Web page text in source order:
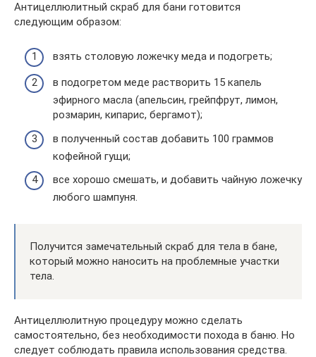
Антицеллюлитный скраб для бани готовится
следующим образом:
взять столовую ложечку меда и подогреть;
в подогретом меде растворить 15 капель
эфирного масла (апельсин, грейпфрут, лимон,
розмарин, кипарис, бергамот);
в полученный состав добавить 100 граммов
кофейной гущи;
все хорошо смешать, и добавить чайную ложечку
любого шампуня.
Получится замечательный скраб для тела в бане,
который можно наносить на проблемные участки
тела.
Антицеллюлитную процедуру можно сделать
самостоятельно, без необходимости похода в баню. Но
следует соблюдать правила использования средства.